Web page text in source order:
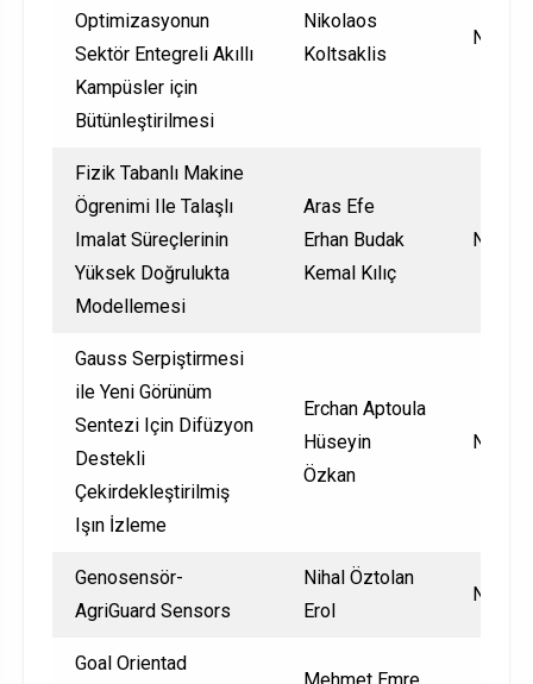
Optimizasyonun
Sektör Entegreli Akıllı
Kampüsler için
Bütünleştirilmesi
Nikolaos
Koltsaklis
Fizik Tabanlı Makine
Ögrenimi Ile Talaşlı
Imalat Süreçlerinin
Yüksek Doğrulukta
Modellemesi
Aras Efe
Erhan Budak
Kemal Kılıç
Gauss Serpiştirmesi
ile Yeni Görünüm
Sentezi Için Difüzyon
Destekli
Çekirdekleştirilmiş
Işın İzleme
Erchan Aptoula
Hüseyin
Özkan
Genosensör-
AgriGuard Sensors
Nihal Öztolan
Erol
Goal Orientad